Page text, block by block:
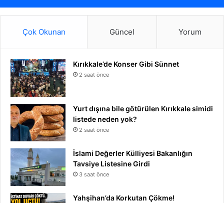
Çok Okunan Güncel Yorum
Kırıkkale’de Konser Gibi Sünnet
2 saat önce
Yurt dışına bile götürülen Kırıkkale simidi
listede neden yok?
2 saat önce
İslami Değerler Külliyesi Bakanlığın
Tavsiye Listesine Girdi
3 saat önce
Yahşihan’da Korkutan Çökme!